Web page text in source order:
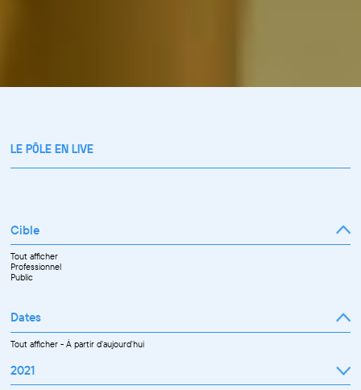
LE PÔLE EN LIVE
Cible
Tout afficher
Professionnel
Public
Dates
Tout afficher-À partir d'aujourd'hui
2021